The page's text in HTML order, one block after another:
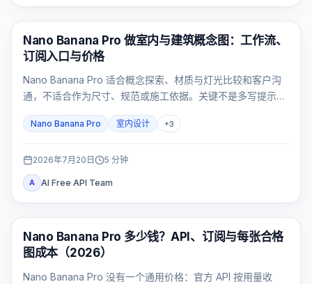
AI 图片生成
Nano Banana Pro 做室内与建筑概念图：工作流、
订阅入口与价格
Nano Banana Pro 适合概念探索、材质与灯光比较和客户沟
通，不适合作为尺寸、规范或施工依据。关键不是多写提示
Nano Banana Pro 室内设计 +3
2026年7月20日 5 分钟
A AI Free API Team
AI 图片生成
Nano Banana Pro 多少钱？API、订阅与每张合格
图成本（2026）
Nano Banana Pro 没有一个通用价格：官方 API 按用量收